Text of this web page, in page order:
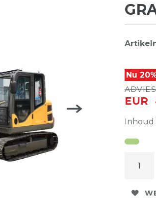
Nu
EUR
Inhoud